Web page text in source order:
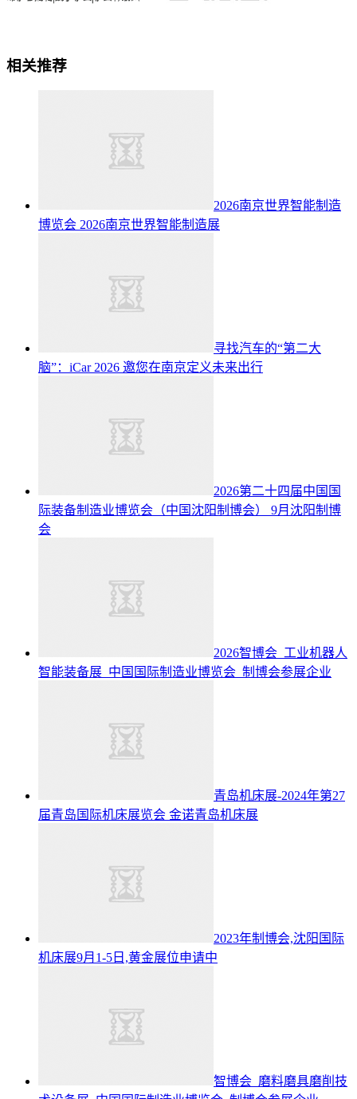
相关推荐
2026南京世界智能制造
博览会 2026南京世界智能制造展
寻找汽车的“第二大
脑”：iCar 2026 邀您在南京定义未来出行
2026第二十四届中国国
际装备制造业博览会（中国沈阳制博会） 9月沈阳制博
会
2026智博会_工业机器人
智能装备展_中国国际制造业博览会_制博会参展企业
青岛机床展-2024年第27
届青岛国际机床展览会 金诺青岛机床展
2023年制博会,沈阳国际
机床展9月1-5日,黄金展位申请中
智博会_磨料磨具磨削技